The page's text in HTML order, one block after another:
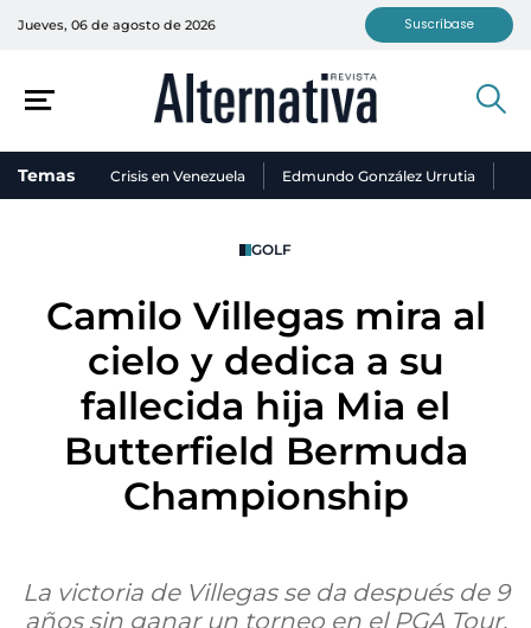
Jueves, 06 de agosto de 2026 Suscríbase
Temas Crisis en Venezuela Edmundo González Urrutia
GOLF
Camilo Villegas mira al
cielo y dedica a su
fallecida hija Mia el
Butterfield Bermuda
Championship
La victoria de Villegas se da después de 9
años sin ganar un torneo en el PGA Tour.